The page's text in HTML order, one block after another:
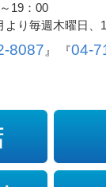
19：00
り毎週木曜日、
8087 』 『04-